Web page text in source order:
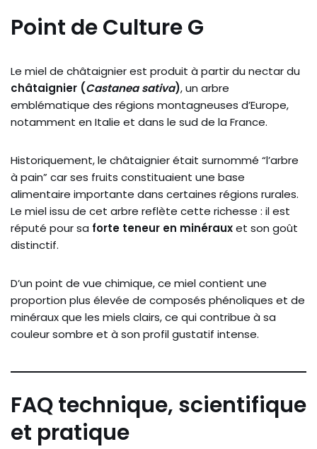
Point de Culture G
Le miel de châtaignier est produit à partir du nectar du
châtaignier (Castanea sativa), un arbre
emblématique des régions montagneuses d’Europe,
notamment en Italie et dans le sud de la France.
Historiquement, le châtaignier était surnommé “l’arbre
à pain” car ses fruits constituaient une base
alimentaire importante dans certaines régions rurales.
Le miel issu de cet arbre reflète cette richesse : il est
réputé pour sa forte teneur en minérauxet son goût
distinctif.
D’un point de vue chimique, ce miel contient une
proportion plus élevée de composés phénoliques et de
minéraux que les miels clairs, ce qui contribue à sa
couleur sombre et à son profil gustatif intense.
FAQ technique, scientifique
et pratique